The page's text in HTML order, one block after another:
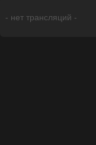
- нет трансляций -